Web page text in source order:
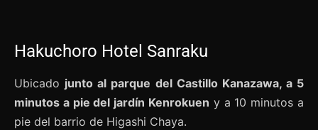
Hakuchoro Hotel Sanraku
Ubicado junto al parque del Castillo Kanazawa, a 5
minutos a pie del jardín Kenrokuen y a 10 minutos a
pie del barrio de Higashi Chaya.